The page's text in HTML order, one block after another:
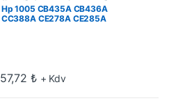
(Develop)
Hp 1005 CB435A CB436A
CC388A CE278A CE285A
57,72 ₺ + Kdv